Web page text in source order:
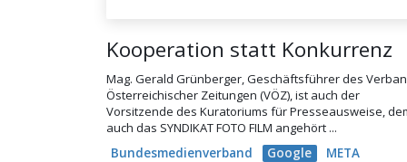
Kooperation statt Konkurrenz
Mag. Gerald Grünberger, Geschäftsführer des
Österreichischer Zeitungen (VÖZ), ist auch der
Vorsitzende des Kuratoriums für Presseausweise,
auch das SYNDIKAT FOTO FILM angehört ...
Bundesmedienverband
Google
META